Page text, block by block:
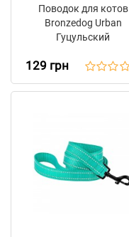
Поводок для котов
Bronzedog Urban
Гуцульский
Оранжевый
129 грн